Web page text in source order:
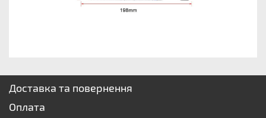
Доставка та повернення
Оплата